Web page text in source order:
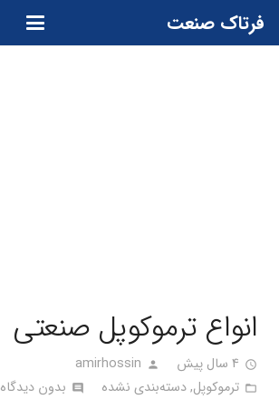
فرتاک صنعت
انواع ترموکوپل صنعتی
access_time 4 سال پیش person
amirhossin
folder_open ترموکوپل,دسته‌بندی نشده comment بدون دیدگاه